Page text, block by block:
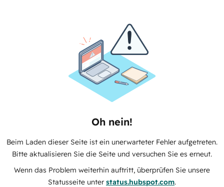
Oh nein!
Beim Laden dieser Seite ist ein unerwarteter Fehler aufgetreten.
Bitte aktualisieren Sie die Seite und versuchen Sie es erneut.
Wenn das Problem weiterhin auftritt, überprüfen Sie unsere
Statusseite unter status.hubspot.com.